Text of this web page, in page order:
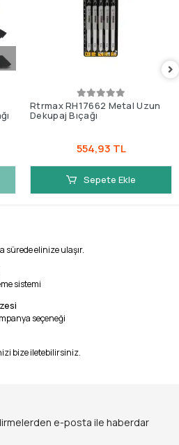
Rtrmax RH17662 Metal Uzun
Dekupaj Bıçağı
554,93 TL
Sepete Ekle
sürede elinize ulaşır.
sistemi
seçeneği
bize iletebilirsiniz.
e-posta ile haberdar